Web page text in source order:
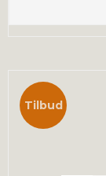
Tilbud